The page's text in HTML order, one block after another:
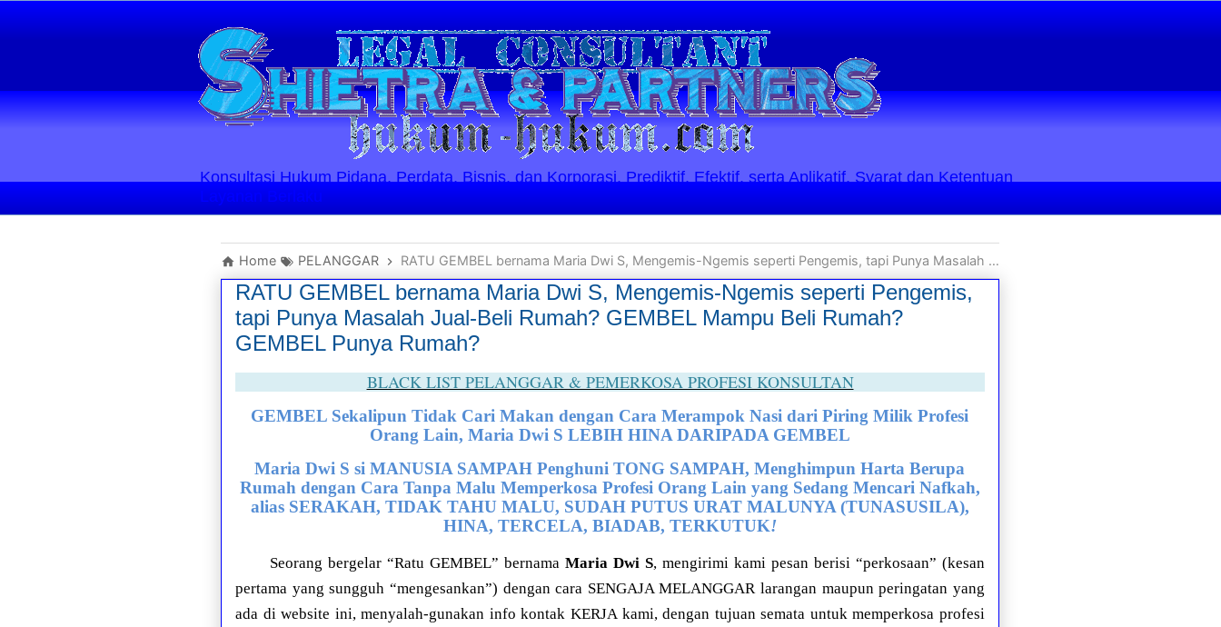
Konsultasi Hukum Pidana, Perdata, Bisnis, dan Korporasi. Prediktif, Efektif, serta Aplikatif. Syarat dan Ketentuan
Layanan Berlaku
Home PELANGGAR RATU GEMBEL bernama Maria Dwi S, Mengemis-Ngemis seperti Pengemis, tapi Punya Masalah Jual-Beli Rumah? GEMBEL Mampu Beli Rumah? GEMBEL Punya Rumah?
RATU GEMBEL bernama Maria Dwi S, Mengemis-Ngemis seperti Pengemis,
tapi Punya Masalah Jual-Beli Rumah? GEMBEL Mampu Beli Rumah?
GEMBEL Punya Rumah?
BLACK LIST PELANGGAR & PEMERKOSA PROFESI KONSULTAN
GEMBEL Sekalipun Tidak Cari Makan dengan Cara Merampok Nasi dari Piring Milik Profesi
Orang Lain, Maria Dwi S LEBIH HINA DARIPADA GEMBEL
Maria Dwi S si MANUSIA SAMPAH Penghuni TONG SAMPAH, Menghimpun Harta Berupa
Rumah dengan Cara Tanpa Malu Memperkosa Profesi Orang Lain yang Sedang Mencari Nafkah,
alias SERAKAH, TIDAK TAHU MALU, SUDAH PUTUS URAT MALUNYA (TUNASUSILA),
HINA, TERCELA, BIADAB, TERKUTUK!
Seorang bergelar “Ratu GEMBEL” bernama Maria Dwi S, mengirimi kami pesan berisi “perkosaan” (kesan
pertama yang sungguh “mengesankan”) dengan cara SENGAJA MELANGGAR larangan maupun peringatan yang
ada di website ini, menyalah-gunakan info kontak KERJA kami, dengan tujuan semata untuk memperkosa profesi